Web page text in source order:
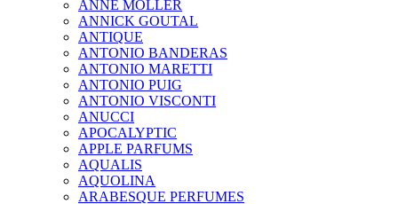
ANNE MOLLER
ANNICK GOUTAL
ANTIQUE
ANTONIO BANDERAS
ANTONIO MARETTI
ANTONIO PUIG
ANTONIO VISCONTI
ANUCCI
APOCALYPTIC
APPLE PARFUMS
AQUALIS
AQUOLINA
ARABESQUE PERFUMES